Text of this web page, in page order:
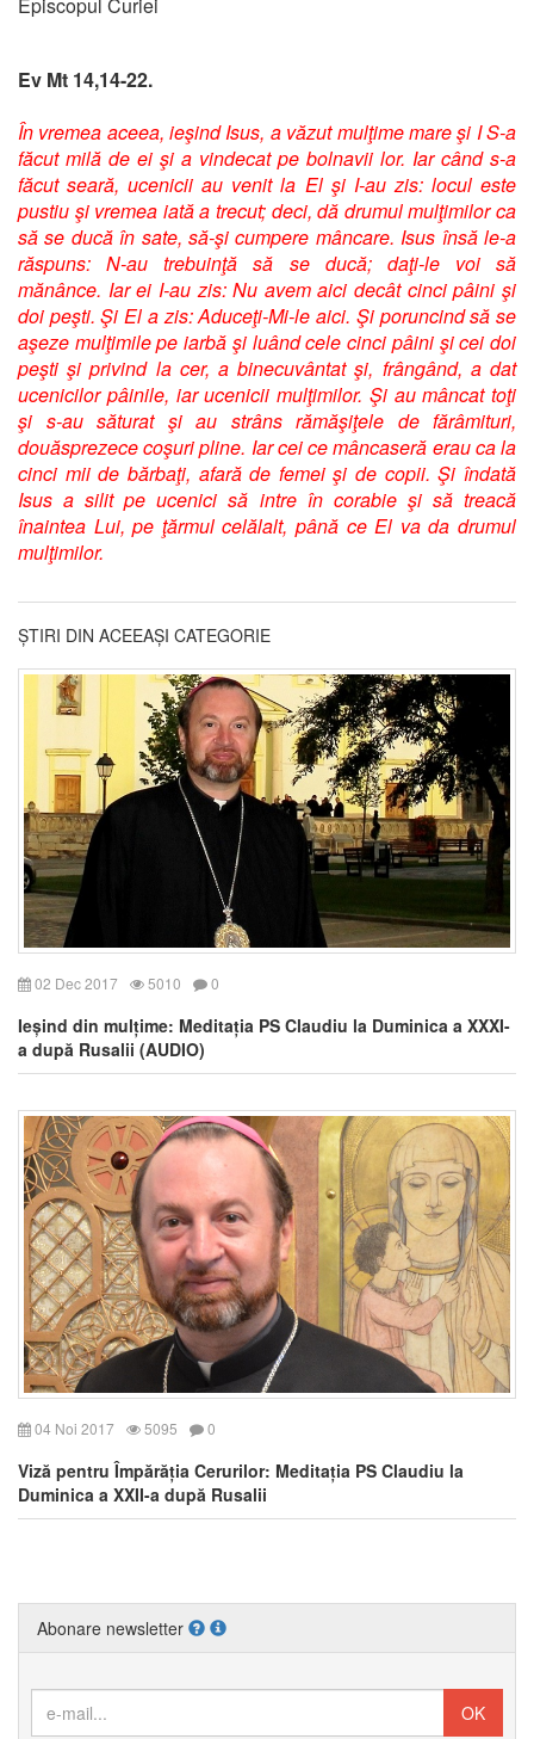
Ev Mt 14,14-22.
În vremea aceea, ieşind Isus, a văzut mulţime mare şi I S-a
făcut milă de ei şi a vindecat pe bolnavii lor. Iar când s-a
făcut seară, ucenicii au venit la El şi I-au zis: locul este
pustiu şi vremea iată a trecut; deci, dă drumul mulţimilor ca
să se ducă în sate, să-şi cumpere mâncare. Isus însă le-a
răspuns: N-au trebuinţă să se ducă; daţi-le voi să
mănânce. Iar ei I-au zis: Nu avem aici decât cinci pâini şi
doi peşti. Şi El a zis: Aduceţi-Mi-le aici. Şi poruncind să se
aşeze mulţimile pe iarbă şi luând cele cinci pâini şi cei doi
peşti şi privind la cer, a binecuvântat şi, frângând, a dat
ucenicilor pâinile, iar ucenicii mulţimilor. Şi au mâncat toţi
şi s-au săturat şi au strâns rămăşiţele de fărâmituri,
douăsprezece coşuri pline. Iar cei ce mâncaseră erau ca la
cinci mii de bărbaţi, afară de femei şi de copii. Şi îndată
Isus a silit pe ucenici să intre în corabie şi să treacă
înaintea Lui, pe ţărmul celălalt, până ce El va da drumul
mulţimilor.
ȘTIRI DIN ACEEAȘI CATEGORIE
02 Dec 2017 5010 0
Ieșind din mulțime: Meditația PS Claudiu la Duminica a XXXI-
a după Rusalii (AUDIO)
04 Noi 2017 5095 0
Viză pentru Împărăția Cerurilor: Meditația PS Claudiu la
Duminica a XXII-a după Rusalii
Abonare newsletter